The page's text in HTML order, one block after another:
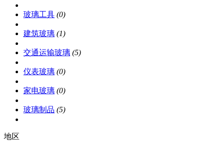
玻璃工具 (0)
建筑玻璃 (1)
交通运输玻璃 (5)
仪表玻璃 (0)
家电玻璃 (0)
玻璃制品 (5)
地区